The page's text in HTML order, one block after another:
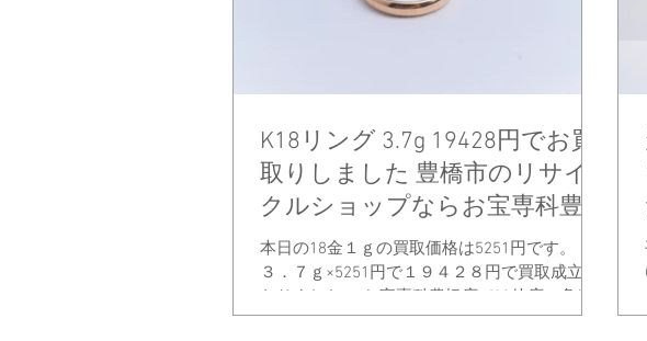
K18リング 3.7g 19428円でお買
取りしました 豊橋市のリサイ
クルショップならお宝専科豊橋
店
本日の18金１ｇの買取価格は5251円です。
３．７ｇ×5251円で１９４２８円で買取成立と
なりました。 お宝専科豊橋店では他店に負け
ない価格で貴金属を高額査定しております。